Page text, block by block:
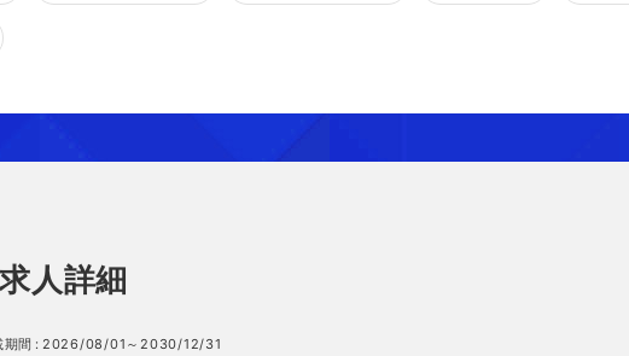
求人詳細
期間 2026/08/01～2030/12/31